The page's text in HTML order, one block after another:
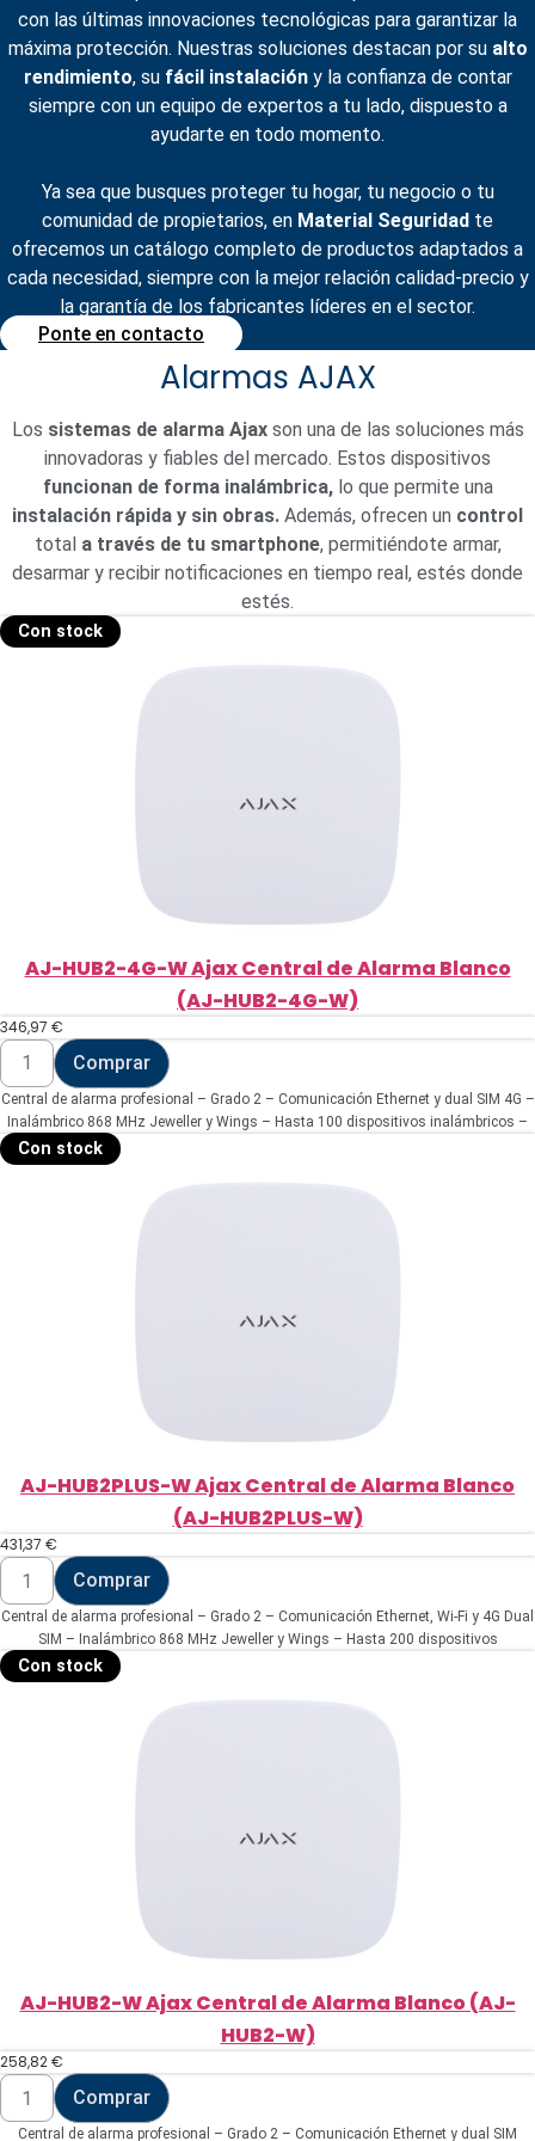
con las últimas innovaciones tecnológicas para garantizar la
máxima protección. Nuestras soluciones destacan por su alto
rendimiento, su fácil instalacióny la confianza de contar
siempre con un equipo de expertos a tu lado, dispuesto a
ayudarte en todo momento.
Ya sea que busques proteger tu hogar, tu negocio o tu
comunidad de propietarios, en Material Seguridad te
ofrecemos un catálogo completo de productos adaptados a
cada necesidad, siempre con la mejor relación calidad-precio y
la garantía de los fabricantes líderes en el sector.
Ponte en contacto
Alarmas AJAX
Los sistemas de alarma Ajaxson una de las soluciones más
innovadoras y fiables del mercado. Estos dispositivos
funcionan de forma inalámbrica,lo que permite una
instalación rápida y sin obras. Además, ofrecen un control
total a través de tu smartphone, permitiéndote armar,
desarmar y recibir notificaciones en tiempo real, estés donde
estés.
Con stock
AJ-HUB2-4G-W Ajax Central de Alarma Blanco
(AJ-HUB2-4G-W)
346,97 €
AJ-
HUB2-
4G-
W
Ajax
Central
de
Comprar
Central de alarma profesional – Grado 2 – Comunicación Ethernet y dual SIM 4G –
Inalámbrico 868 MHz Jeweller y Wings – Hasta 100 dispositivos inalámbricos –
Hasta 9 grupos de armado – App Móvil y Software PC (hasta 50 usuarios)
Con stock
AJ-HUB2PLUS-W Ajax Central de Alarma Blanco
(AJ-HUB2PLUS-W)
431,37 €
AJ-
HUB2PLUS-
W
Ajax
Central
de
Alarma
Comprar
Central de alarma profesional – Grado 2 – Comunicación Ethernet, Wi-Fi y 4G Dual
SIM – Inalámbrico 868 MHz Jeweller y Wings – Hasta 200 dispositivos
inalámbricos – Hasta 25 grupos de armado – App Móvil y Software PC (hasta 200
Con stock
AJ-HUB2-W Ajax Central de Alarma Blanco (AJ-
HUB2-W)
258,82€
AJ-
HUB2-
W
Comprar
Central de alarma profesional – Grado 2 – Comunicación Ethernet y dual SIM